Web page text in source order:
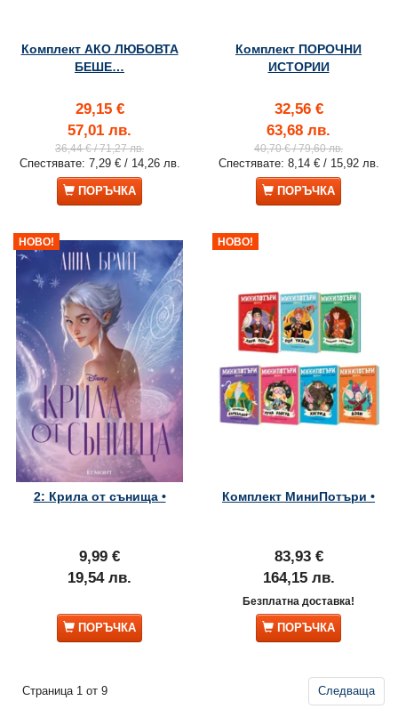
Комплект АКО ЛЮБОВТА
БЕШЕ…
29,15 €
57,01 лв.
36,44 €/ 71,27 лв.
Спестявате: 7,29 € / 14,26 лв.
ПОРЪЧКА
Комплект ПОРОЧНИ
ИСТОРИИ
32,56 €
63,68 лв.
40,70 €/ 79,60 лв.
Спестявате: 8,14 € / 15,92 лв.
ПОРЪЧКА
НОВО!
2: Крила от сънища •
9,99 €
19,54 лв.
ПОРЪЧКА
НОВО!
Комплект МиниПотъри •
83,93 €
164,15 лв.
Безплатна доставка!
ПОРЪЧКА
Страница 1 от 9 Следваща